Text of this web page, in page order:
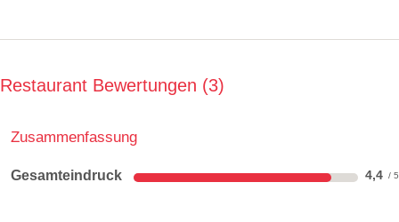
Restaurant Bewertungen 3
Zusammenfassung
Gesamteindruck 4,4